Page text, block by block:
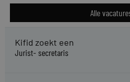
Alle
Kifid zoekt een
Jurist- secretaris